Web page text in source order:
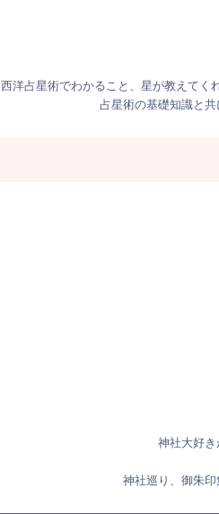
西洋占星術でわかること、星が教えてく
占星術の基礎知識と
神社大好
神社巡り、御朱